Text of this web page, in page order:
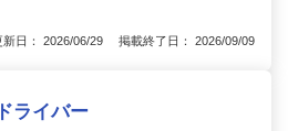
新日： 2026/06/29 掲載終了日： 2026/09/09
ライバー